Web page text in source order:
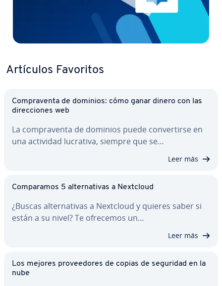
Artículos Favoritos
Co­m­pra­ve­n­ta de dominios: cómo ganar dinero con las
di­re­c­cio­nes web
La co­m­pra­ve­n­ta de dominios puede co­n­ve­r­ti­r­se en
una actividad lucrativa, siempre que se…
Leer más
Co­m­pa­ra­mos 5 al­te­r­na­ti­vas a Nextcloud
¿Buscas al­te­r­na­ti­vas a Nextcloud y quieres saber si
están a su nivel? Te ofrecemos un…
Leer más
Los mejores pro­vee­do­res de copias de seguridad en la
nube